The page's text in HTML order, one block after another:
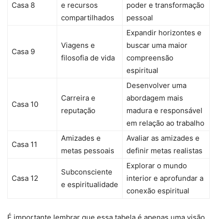
Casa 8
e recursos
compartilhados
poder e transformação
pessoal
Casa 9
Viagens e
filosofia de vida
Expandir horizontes e
buscar uma maior
compreensão
espiritual
Casa 10
Carreira e
reputação
Desenvolver uma
abordagem mais
madura e responsável
em relação ao trabalho
Casa 11
Amizades e
metas pessoais
Avaliar as amizades e
definir metas realistas
Casa 12
Subconsciente
e espiritualidade
Explorar o mundo
interior e aprofundar a
conexão espiritual